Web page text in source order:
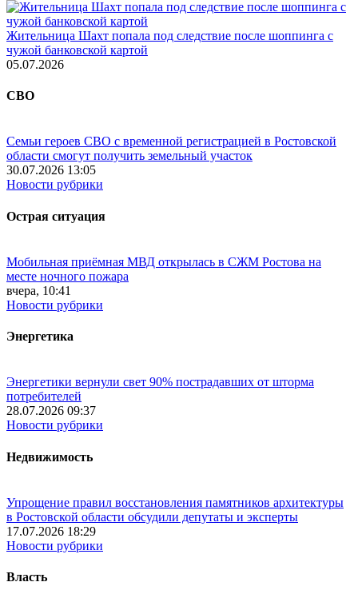
Жительница Шахт попала под следствие после шоппинга с
чужой банковской картой
05.07.2026
СВО
Семьи героев СВО с временной регистрацией в Ростовской
области смогут получить земельный участок
30.07.2026 13:05
Новости рубрики
Острая ситуация
Мобильная приёмная МВД открылась в СЖМ Ростова на
месте ночного пожара
вчера, 10:41
Новости рубрики
Энергетика
Энергетики вернули свет 90% пострадавших от шторма
потребителей
28.07.2026 09:37
Новости рубрики
Недвижимость
Упрощение правил восстановления памятников архитектуры
в Ростовской области обсудили депутаты и эксперты
17.07.2026 18:29
Новости рубрики
Власть